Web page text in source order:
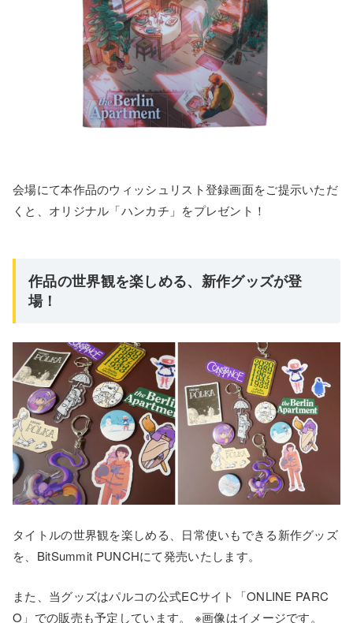
会場にて本作品のウィッシュリスト登録画面をご提示いただ
くと、オリジナル「ハンカチ」をプレゼント！
作品の世界観を楽しめる、新作グッズが登
場！
タイトルの世界観を楽しめる、日常使いもできる新作グッズ
を、BitSummit PUNCHにて発売いたします。
また、当グッズはパルコの公式ECサイト「ONLINE PARC
O」での販売も予定しています。 ※画像はイメージです。